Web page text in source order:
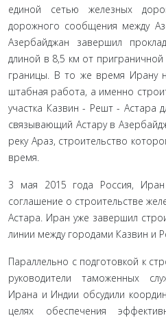
единой сетью железных
дорожного сообщения между
Азербайджан завершил
длиной в 8,5 км от
границы. В то же время Ирану
штабная работа, а именно
участка Казвин - Решт - Астара
связывающий Астару в
реку Араз, строительство
время.
3 мая 2015 года Россия,
соглашение о строительстве
Астара. Иран уже завершил
линии между городами Казвин и
Параллельно с подготовкой к
руководители таможенных
Ирана и Индии обсудили
целях обеспечения